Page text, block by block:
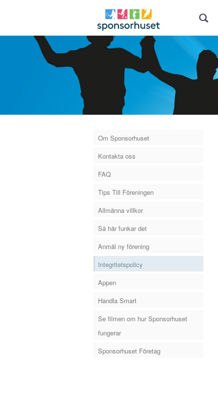
Om Sponsorhuset
Kontakta oss
FAQ
Tips Till Föreningen
Allmänna villkor
Så här funkar det
Anmäl ny förening
Integritetspolicy
Appen
Handla Smart
Se filmen om hur Sponsorhuset
fungerar
Sponsorhuset Företag